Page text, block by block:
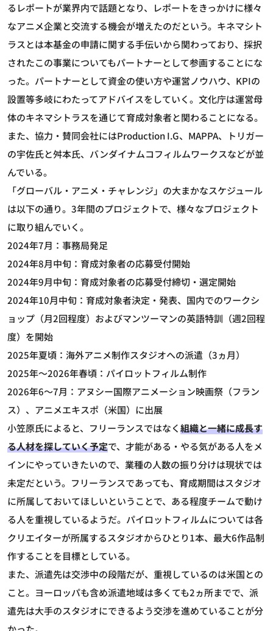
るレポートが業界内で話題となり、レポートをきっかけに様々
なアニメ企業と交流する機会が増えたのだという。キネマシト
ラスとは本基金の申請に関する手伝いから関わっており、採択
されたこの事業についてもパートナーとして参画することにな
った。パートナーとして資金の使い方や運営ノウハウ、KPIの
設置等多岐にわたってアドバイスをしていく。文化庁は運営母
体のキネマシトラスを通じて育成対象者と関わることになる。
また、協力・賛同会社にはProduction I.G、MAPPA、トリガー
の宇佐氏と舛本氏、バンダイナムコフィルムワークスなどが並
んでいる。
「グローバル・アニメ・チャレンジ」の大まかなスケジュール
は以下の通り。3年間のプロジェクトで、様々なプロジェクト
に取り組んでいく。
2024年7月：事務局発足
2024年8月中旬：育成対象者の応募受付開始
2024年9月中旬：育成対象者の応募受付締切・選定開始
2024年10月中旬：育成対象者決定・発表、国内でのワークシ
ョップ（月2回程度）およびマンツーマンの英語特訓（週2回程
度）を開始
2025年夏頃：海外アニメ制作スタジオへの派遣（3ヵ月）
2025年～2026年春頃：パイロットフィルム制作
2026年6～7月：アヌシー国際アニメーション映画祭（フラン
ス）、アニメエキスポ（米国）に出展
小笠原氏によると、フリーランスではなく組織と一緒に成長す
る人材を探していく予定で、才能がある・やる気がある人をメ
インにやっていきたいので、業種の人数の振り分けは現状では
未定だという。フリーランスであっても、育成期間はスタジオ
に所属しておいてほしいということで、ある程度チームで動け
る人を重視しているようだ。パイロットフィルムについては各
クリエイターが所属するスタジオからひとり1本、最大6作品制
作することを目標としている。
また、派遣先は交渉中の段階だが、重視しているのは米国との
こと。ヨーロッパも含め派遣地域は多くても2ヵ所までで、派
遣先は大手のスタジオにできるよう交渉を進めていることが分